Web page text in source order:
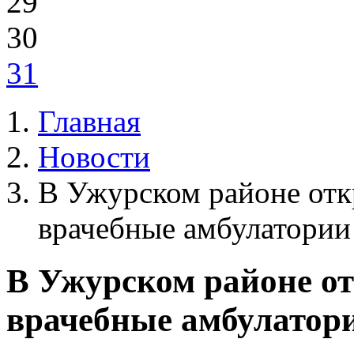
30
31
Главная
Новости
В Ужурском районе
врачебные амбулатории
В Ужурском районе
врачебные